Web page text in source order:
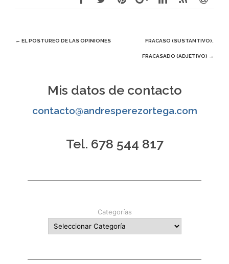
Navegación
← EL POSTUREO DE LAS OPINIONES FRACASO (SUSTANTIVO).
FRACASADO (ADJETIVO) →
Mis datos de contacto
contacto@andresperezortega.com
Tel. 678 544 817
Categorías